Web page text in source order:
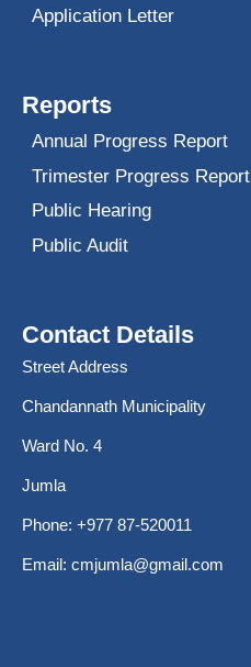
Application Letter
Reports
Annual Progress Report
Trimester Progress Report
Public Hearing
Public Audit
Contact Details
Street Address
Chandannath Municipality
Ward No. 4
Jumla
Phone: +977 87-520011
Email: cmjumla@gmail.com